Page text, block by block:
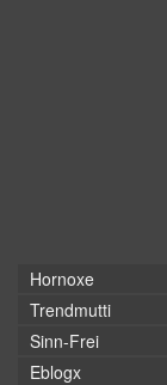
Hornoxe
Trendmutti
Sinn-Frei
Eblogx